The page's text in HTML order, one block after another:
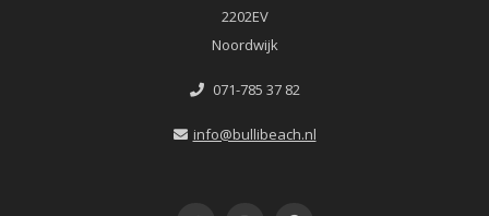
2202EV
Noordwijk
071-785 37 82
info@bullibeach.nl